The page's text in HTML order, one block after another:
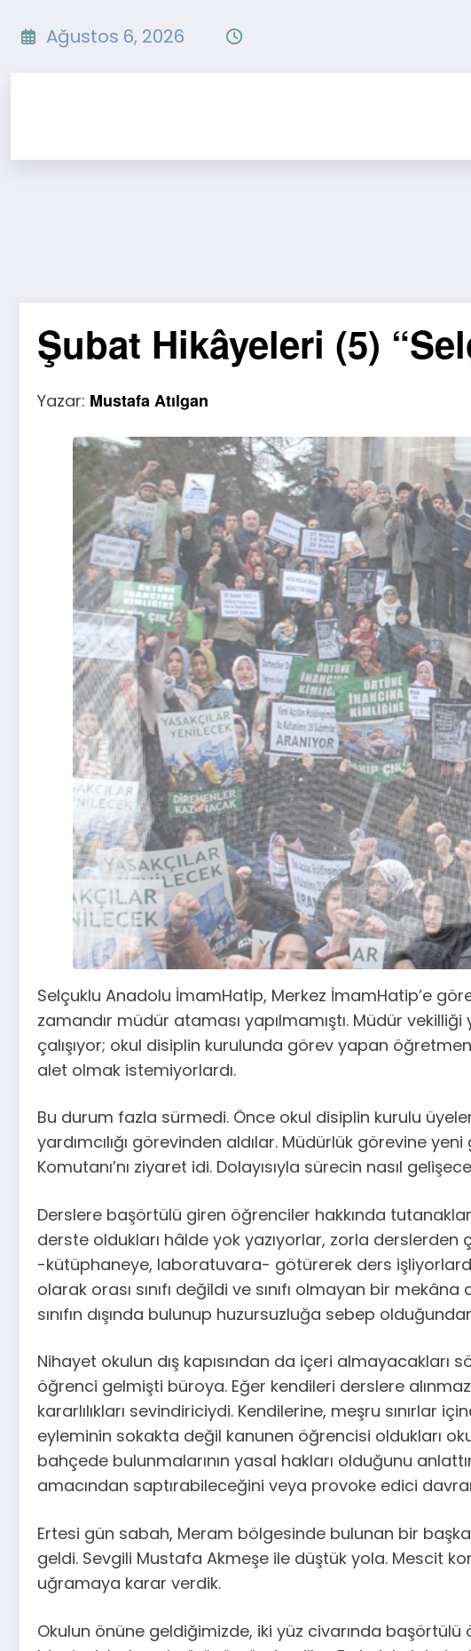
atla
Ağustos 6, 2026
Şubat Hikâyeleri (5)
Yazar: Mustafa Atılgan
Selçuklu Anadolu İmamHatip, Merkez İmamHatip’e
zamandır müdür ataması yapılmamıştı. Müdür
çalışıyor; okul disiplin kurulunda görev yapan
alet olmak istemiyorlardı.
Bu durum fazla sürmedi. Önce okul disiplin kurulu
yardımcılığı görevinden aldılar. Müdürlük görevine
Komutanı’nı ziyaret idi. Dolayısıyla sürecin nasıl
Derslere başörtülü giren öğrenciler hakkında
derste oldukları hâlde yok yazıyorlar, zorla derslerden
-kütüphaneye, laboratuvara- götürerek ders
olarak orası sınıfı değildi ve sınıfı olmayan bir
sınıfın dışında bulunup huzursuzluğa sebep
Nihayet okulun dış kapısından da içeri almayacakları
öğrenci gelmişti büroya. Eğer kendileri derslere
kararlılıkları sevindiriciydi. Kendilerine, meşru
eyleminin sokakta değil kanunen öğrencisi oldukları
bahçede bulunmalarının yasal hakları olduğunu
amacından saptırabileceğini veya provoke edici
Ertesi gün sabah, Meram bölgesinde bulunan bir
geldi. Sevgili Mustafa Akmeşe ile düştük yola. Mescit
uğramaya karar verdik.
Okulun önüne geldiğimizde, iki yüz civarında